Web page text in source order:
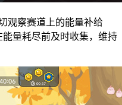
观察赛道上的能量补给
量耗尽前及时收集，维持